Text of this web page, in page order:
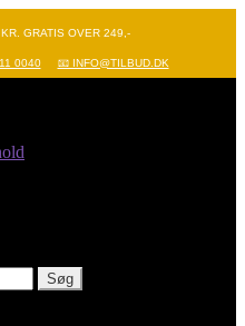
GRATIS OVER 249,-
0040 📧 INFO@TILBUD.DK
Søg